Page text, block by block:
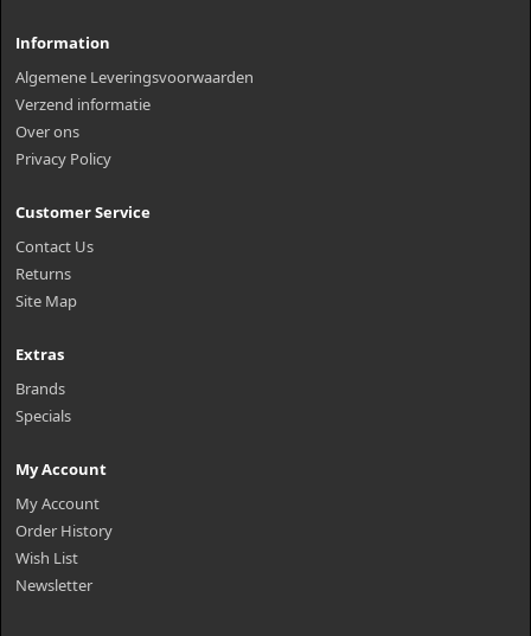
Information
Algemene Leveringsvoorwaarden
Verzend informatie
Over ons
Privacy Policy
Customer Service
Contact Us
Returns
Site Map
Extras
Brands
Specials
My Account
My Account
Order History
Wish List
Newsletter